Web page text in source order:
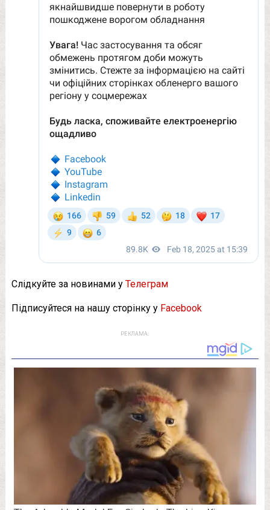
Слідкуйте за новинами у Телеграм
Підписуйтеся на нашу сторінку у Facebook
РЕКЛАМА: